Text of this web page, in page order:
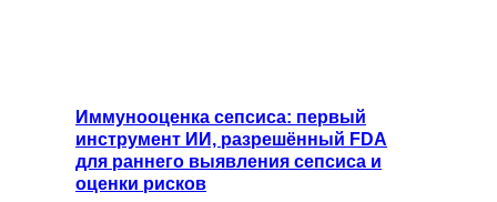
Иммунооценка сепсиса: первый
инструмент ИИ, разрешённый FDA
для раннего выявления сепсиса и
оценки рисков